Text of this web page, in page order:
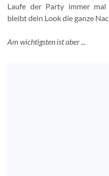
Laufe der Party immer mal
bleibt dein Look die ganze
Am wichtigsten ist aber ...